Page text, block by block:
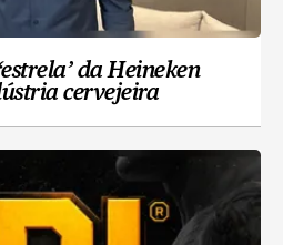
da Heineken
cervejeira